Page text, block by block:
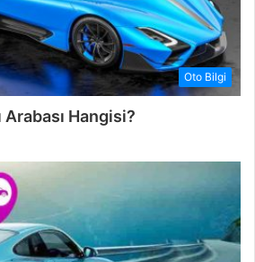
Oto Bilgi
Arabası Hangisi?